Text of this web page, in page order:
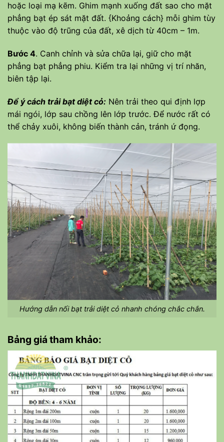
hoặc loại mạ kẽm. Ghim mạnh xuống đất sao cho mặt
phẳng bạt ép sát mặt đất. {Khoảng cách} mỗi ghim tùy
thuộc vào độ trũng của đất, xê dịch từ 40cm – 1m.
Bước 4. Canh chỉnh và sửa chữa lại, giữ cho mặt
phẳng bạt phẳng phiu. Kiểm tra lại những vị trí nhăn,
biên tập lại.
Để ý cách trải bạt diệt cỏ: Nên trải theo qui định lợp
mái ngói, lớp sau chồng lên lớp trước. Để nước rất có
thể chảy xuôi, không biến thành cản, tránh ứ đọng.
Hướng dẫn nối bạt trải diệt cỏ nhanh chóng chắc chắn.
Bảng giá tham khảo: